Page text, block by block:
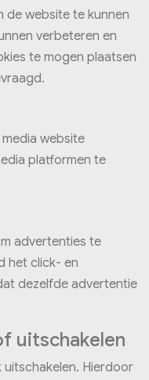
de website te kunnen
verbeteren en
te mogen plaatsen
website
platformen te
advertenties te
het click- en
dezelfde advertentie
uitschakelen
Hierdoor